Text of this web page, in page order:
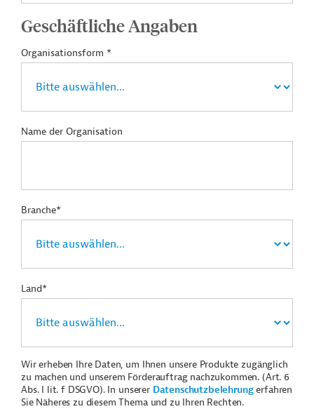
Geschäftliche Angaben
Organisationsform *
Name der Organisation
Branche*
Land*
Wir erheben Ihre Daten, um Ihnen unsere Produkte zugänglich
zu machen und unserem Förderauftrag nachzukommen. (Art. 6
Abs. I lit. f DSGVO). In unserer Datenschutzbelehrungerfahren
Sie Näheres zu diesem Thema und zu Ihren Rechten.